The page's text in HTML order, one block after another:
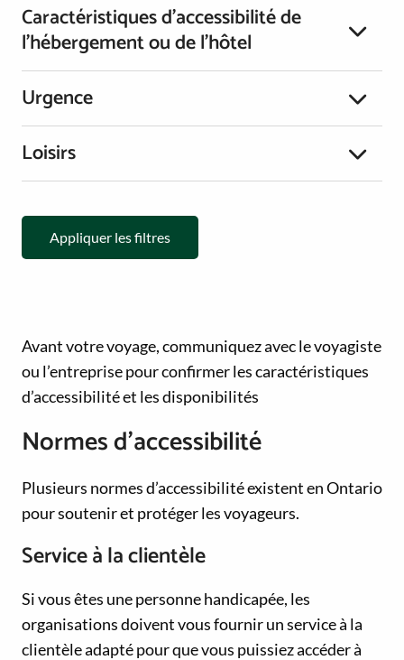
Caractéristiques d’accessibilité de
l’hébergement ou de l’hôtel
Urgence
Loisirs
Appliquer les filtres
Avant votre voyage, communiquez avec le voyagiste
ou l’entreprise pour confirmer les caractéristiques
d’accessibilité et les disponibilités
Normes d’accessibilité
Plusieurs normes d’accessibilité existent en Ontario
pour soutenir et protéger les voyageurs.
Service à la clientèle
Si vous êtes une personne handicapée, les
organisations doivent vous fournir un service à la
clientèle adapté pour que vous puissiez accéder à